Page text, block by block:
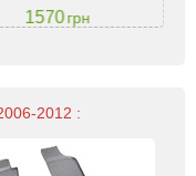
1570грн
2012 :